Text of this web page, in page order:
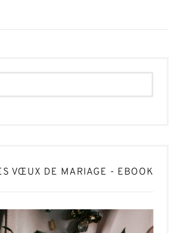
VŒUX DE MARIAGE - EBOOK